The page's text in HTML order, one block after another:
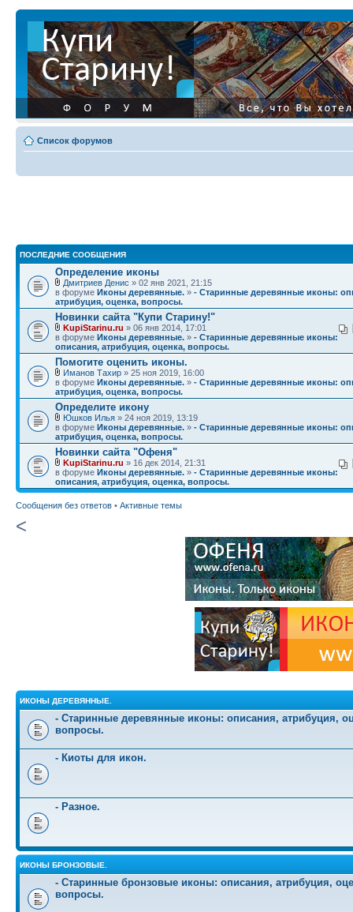
Список форумов
ПОСЛЕДНИЕ СООБЩЕНИЯ
Определение иконы
Дмитриев Денис » 02 янв 2021, 21:15
в форуме Иконы деревянные. » - Старинные деревянные иконы:
атрибуция, оценка, вопросы.
Новинки сайта "Купи Старину!"
KupiStarinu.ru » 06 янв 2014, 17:01
в форуме Иконы деревянные. » - Старинные деревянные иконы:
описания, атрибуция, оценка, вопросы.
Помогите оценить иконы.
Иманов Тахир » 25 ноя 2019, 16:00
в форуме Иконы деревянные. » - Старинные деревянные иконы:
атрибуция, оценка, вопросы.
Определите икону
Юшков Илья » 24 ноя 2019, 13:19
в форуме Иконы деревянные. » - Старинные деревянные иконы:
атрибуция, оценка, вопросы.
Новинки сайта "Офеня"
KupiStarinu.ru » 16 дек 2014, 21:31
в форуме Иконы деревянные. » - Старинные деревянные иконы:
описания, атрибуция, оценка, вопросы.
Сообщения без ответов • Активные темы
<
ИКОНЫ ДЕРЕВЯННЫЕ.
- Старинные деревянные иконы: описания, атрибуция,
вопросы.
- Киоты для икон.
- Разное.
ИКОНЫ БРОНЗОВЫЕ.
- Старинные бронзовые иконы: описания, атрибуция,
вопросы.